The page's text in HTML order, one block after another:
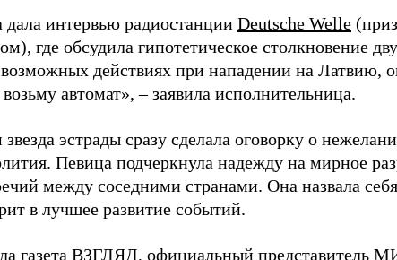
дала интервью радиостанции Deutsche Welle
где обсудила гипотетическое столкновение
действиях при нападении на Латвию,
автомат», – заявила исполнительница.
эстрады сразу сделала оговорку о
Певица подчеркнула надежду на мирное
между соседними странами. Она назвала
в лучшее развитие событий.
газета ВЗГЛЯД, официальный представитель